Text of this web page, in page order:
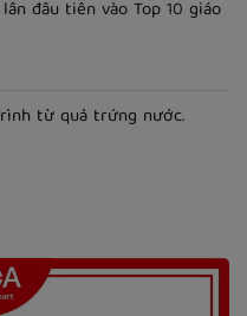
đầu tiên vào Top 10 giáo
từ quả trứng nước.